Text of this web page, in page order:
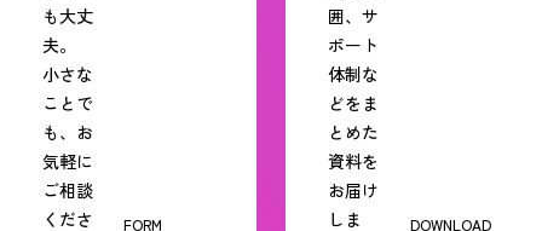
も大丈
夫。
小さな
ことで
も、お
気軽に
ご相談
くださ
FORM
囲、サ
ポート
体制な
どをま
とめた
資料を
お届け
しま
DOWNLOAD